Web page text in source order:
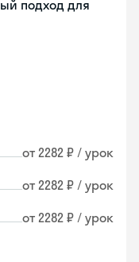
подход для
от 2282 ₽ / урок
от 2282 ₽ / урок
от 2282 ₽ / урок